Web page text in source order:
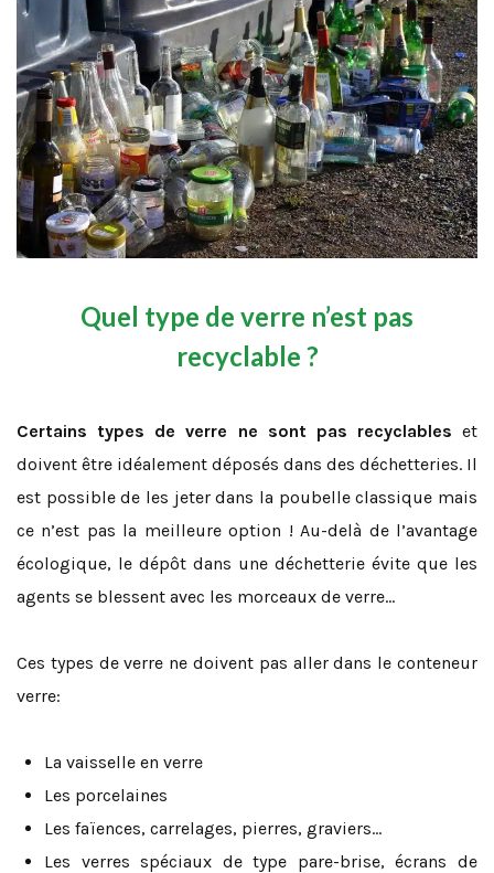
Quel type de verre n’est pas
recyclable ?
Certains types de verre ne sont pas recyclables et
doivent être idéalement déposés dans des déchetteries. Il
est possible de les jeter dans la poubelle classique mais
ce n’est pas la meilleure option ! Au-delà de l’avantage
écologique, le dépôt dans une déchetterie évite que les
agents se blessent avec les morceaux de verre…
Ces types de verre ne doivent pas aller dans le conteneur
verre:
La vaisselle en verre
Les porcelaines
Les faïences, carrelages, pierres, graviers…
Les verres spéciaux de type pare-brise, écrans de